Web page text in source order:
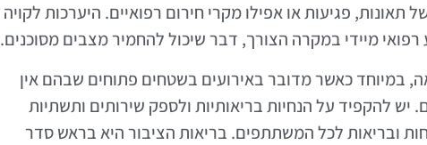
תאונות, פגיעות או אפילו מקרי חירום רפואיים. היערכות לקויה
מיידי במקרה הצורך, דבר שיכול להחמיר מצבים מסוכנים.
במיוחד כאשר מדובר באירועים בשטחים פתוחים שבהם אין
יש להקפיד על הנחיות בריאותיות ולספק שירותים ותשתיות
ובריאות לכל המשתתפים. בריאות הציבור היא בראש סדר